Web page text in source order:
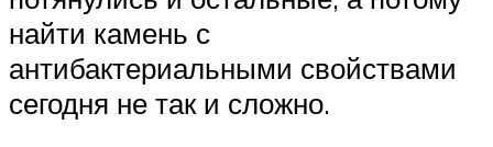
найти камень с
антибактериальными свойствами
сегодня не так и сложно.